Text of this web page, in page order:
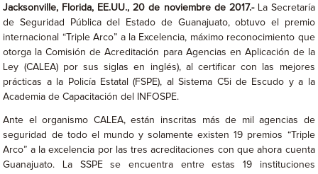
Jacksonville, Florida, EE.UU., 20 de noviembre de 2017.-La Secretaría
de Seguridad Pública del Estado de Guanajuato, obtuvo el premio
internacional “Triple Arco” a la Excelencia, máximo reconocimiento que
otorga la Comisión de Acreditación para Agencias en Aplicación de la
Ley (CALEA) por sus siglas en inglés), al certificar con las mejores
prácticas a la Policía Estatal (FSPE), al Sistema C5i de Escudo y a la
Academia de Capacitación del INFOSPE.
Ante el organismo CALEA, están inscritas más de mil agencias de
seguridad de todo el mundo y solamente existen 19 premios “Triple
Arco” a la excelencia por las tres acreditaciones con que ahora cuenta
Guanajuato. La SSPE se encuentra entre estas 19 instituciones